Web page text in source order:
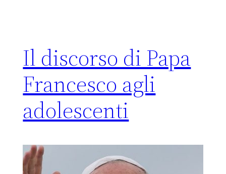
Il discorso di Papa
Francesco agli
adolescenti